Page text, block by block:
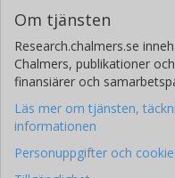
Om tjänsten
Research.chalmers.se
Chalmers, publikationer
finansiärer och
Läs mer om tjänsten,
informationen
Personuppgifter och